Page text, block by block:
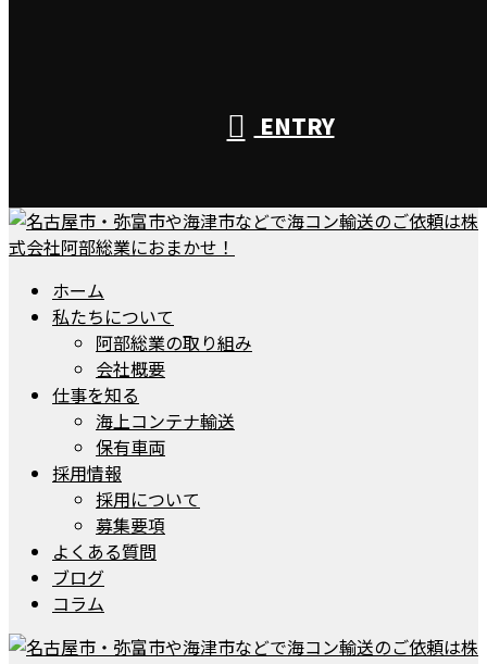
ENTRY
ホーム
私たちについて
阿部総業の取り組み
会社概要
仕事を知る
海上コンテナ輸送
保有車両
採用情報
採用について
募集要項
よくある質問
ブログ
コラム